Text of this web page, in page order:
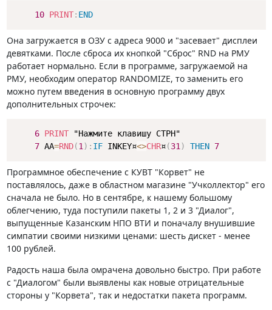
10 PRINT: END
Она загружается в ОЗУ с адреса 9000 и "засевает" дисплеи
девятками. После сброса их кнопкой "Сброс" RND на РМУ
работает нормально. Если в программе, загружаемой на
РМУ, необходим оператор RANDOMIZE, то заменить его
можно путем введения в основную программу двух
дополнительных строчек:
6 PRINT "Нажмите клавишу СТРН"
7 AA=RND(1) : IF INKEY¤<>CHR¤(31) THEN 7
Программное обеспечение с КУВТ "Корвет" не
поставлялось, даже в областном магазине "Учколлектор" его
сначала не было. Но в сентябре, к нашему большому
облегчению, туда поступили пакеты 1, 2 и 3 "Диалог",
выпущенные Казанским НПО ВТИ и поначалу внушившие
симпатии своими низкими ценами: шесть дискет - менее
100 рублей.
Радость наша была омрачена довольно быстро. При работе
с "Диалогом" были выявлены как новые отрицательные
стороны у "Корвета", так и недостатки пакета программ.